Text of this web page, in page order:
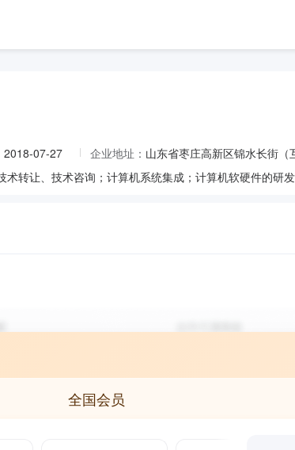
2018-07-27 企业地址： 山东省枣庄高新区锦水长街
全国会员